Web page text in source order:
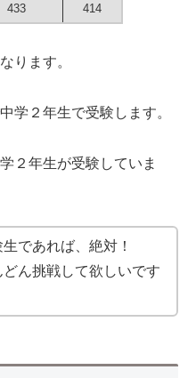
433 414
ります。
学２年生で受験します。
２年生が受験していま
であれば、絶対！
ん挑戦して欲しいです